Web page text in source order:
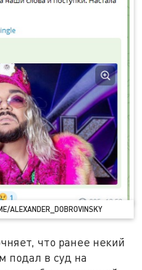
что ранее некий
подал в суд на